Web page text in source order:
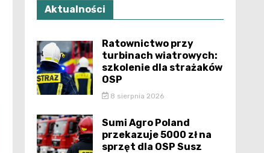
Aktualności
Ratownictwo przy
turbinach wiatrowych:
szkolenie dla strażaków
OSP
8 sierpnia 2026
Sumi Agro Poland
przekazuje 5000 zł na
sprzęt dla OSP Susz